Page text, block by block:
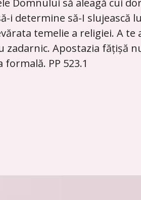
Domnului să aleagă cui
i determine să-I slujească
temelie a religiei. A te
Apostazia fățișă
PP 523.1